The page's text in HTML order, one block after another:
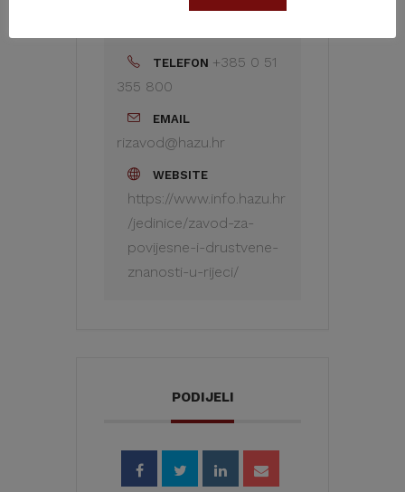
TELEFON +385 0 51
355 800
EMAIL
rizavod@hazu.hr
WEBSITE
https://www.info.hazu.hr
/jedinice/zavod-za-
povijesne-i-drustvene-
znanosti-u-rijeci/
PODIJELI